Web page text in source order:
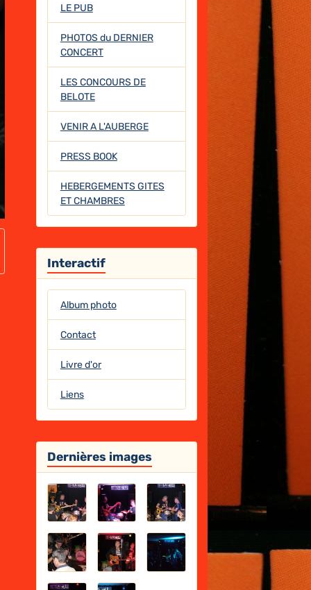
LE PUB
PHOTOS du DERNIER
CONCERT
LES CONCOURS DE
BELOTE
VENIR A L'AUBERGE
PRESS BOOK
HEBERGEMENTS GITES
ET CHAMBRES
Interactif
Album photo
Contact
Livre d'or
Liens
Dernières images